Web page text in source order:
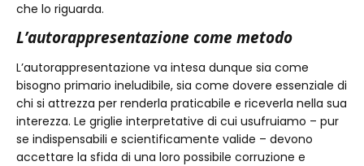
che lo riguarda.
L’autorappresentazione come metodo
L’autorappresentazione va intesa dunque sia come
bisogno primario ineludibile, sia come dovere essenziale di
chi si attrezza per renderla praticabile e riceverla nella sua
interezza. Le griglie interpretative di cui usufruiamo – pur
se indispensabili e scientificamente valide – devono
accettare la sfida di una loro possibile corruzione e